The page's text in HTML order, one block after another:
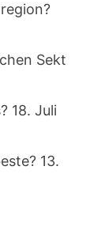
Sekt
18. Juli
13.